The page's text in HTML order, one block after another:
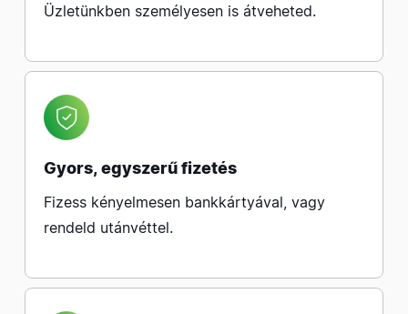
Üzletünkben személyesen is átveheted.
Gyors, egyszerű fizetés
Fizess kényelmesen bankkártyával, vagy
rendeld utánvéttel.